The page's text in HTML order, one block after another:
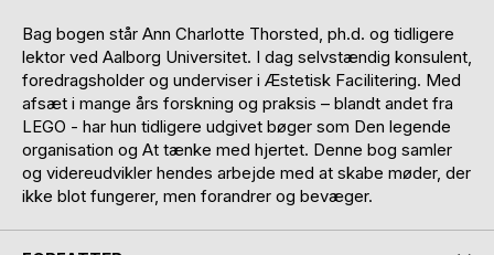
Bag bogen står Ann Charlotte Thorsted, ph.d. og tidligere
lektor ved Aalborg Universitet. I dag selvstændig konsulent,
foredragsholder og underviser i Æstetisk Facilitering. Med
afsæt i mange års forskning og praksis – blandt andet fra
LEGO - har hun tidligere udgivet bøger som Den legende
organisation og At tænke med hjertet. Denne bog samler
og videreudvikler hendes arbejde med at skabe møder, der
ikke blot fungerer, men forandrer og bevæger.